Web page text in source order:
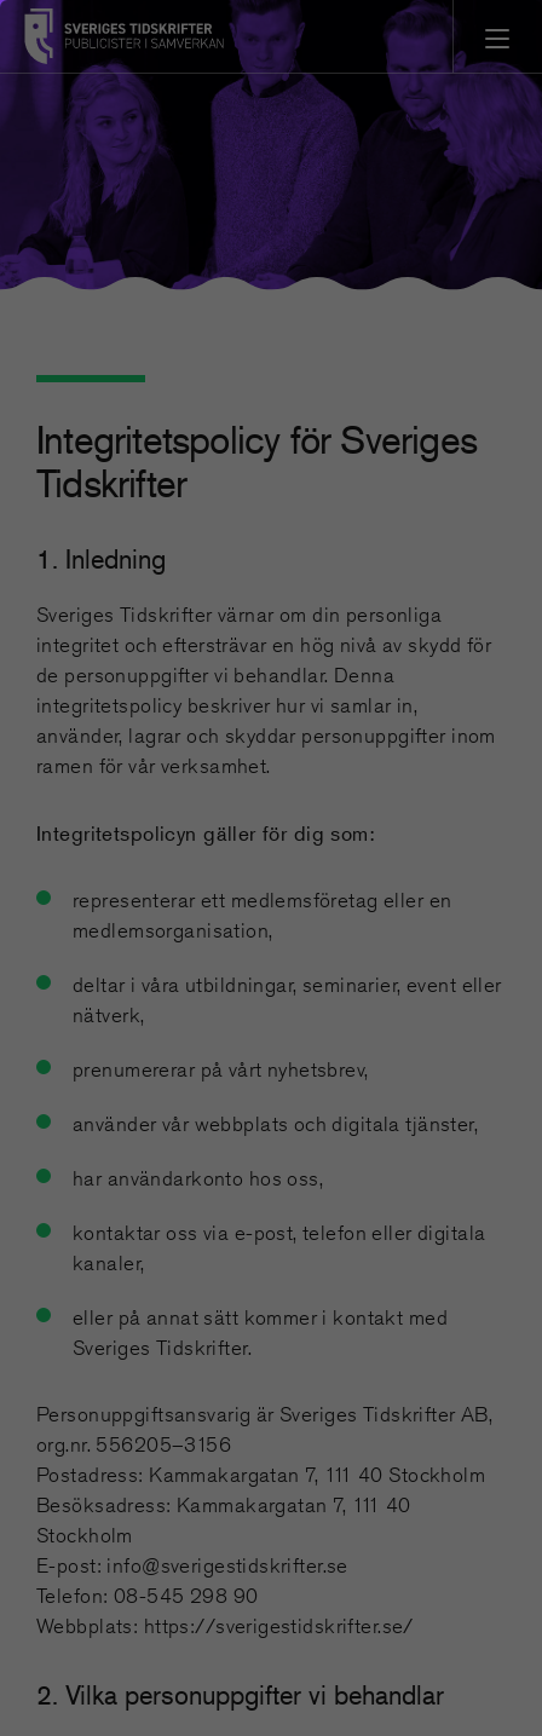
Integritetspolicy för Sveriges
Tidskrifter
1. Inledning
Sveriges Tidskrifter värnar om din personliga
integritet och eftersträvar en hög nivå av skydd för
de personuppgifter vi behandlar. Denna
integritetspolicy beskriver hur vi samlar in,
använder, lagrar och skyddar personuppgifter inom
ramen för vår verksamhet.
Integritetspolicyn gäller för dig som:
representerar ett medlemsföretag eller en
medlemsorganisation,
deltar i våra utbildningar, seminarier, event eller
nätverk,
prenumererar på vårt nyhetsbrev,
använder vår webbplats och digitala tjänster,
har användarkonto hos oss,
kontaktar oss via e-post, telefon eller digitala
kanaler,
eller på annat sätt kommer i kontakt med
Sveriges Tidskrifter.
Personuppgiftsansvarig är Sveriges Tidskrifter AB,
org.nr. 556205–3156
Postadress: Kammakargatan 7, 111 40 Stockholm
Besöksadress: Kammakargatan 7, 111 40
Stockholm
E-post: info@sverigestidskrifter.se
Telefon: 08-545 298 90
Webbplats: https://sverigestidskrifter.se/
2. Vilka personuppgifter vi behandlar